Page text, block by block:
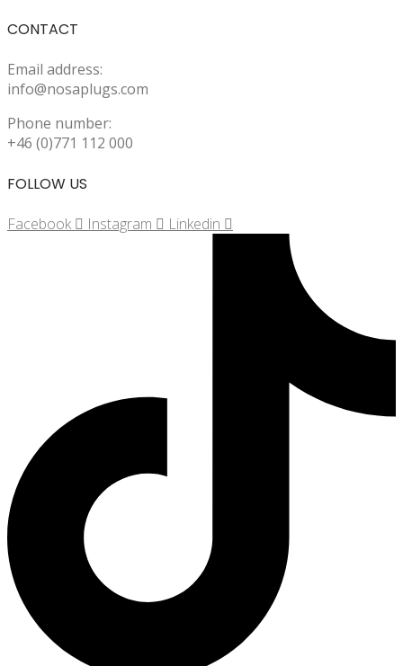
CONTACT
Email address:
info@nosaplugs.com
Phone number:
+46 (0)771 112 000
FOLLOW US
Facebook Instagram Linkedin